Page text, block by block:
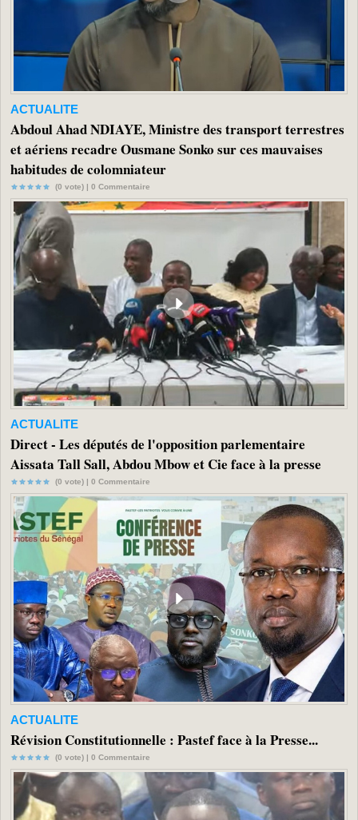
ACTUALITE
Abdoul Ahad NDIAYE, Ministre des transport terrestres
et aériens recadre Ousmane Sonko sur ces mauvaises
habitudes de colomniateur
(0 vote) | 0 Commentaire
ACTUALITE
Direct - Les députés de l'opposition parlementaire
Aissata Tall Sall, Abdou Mbow et Cie face à la presse
(0 vote) | 0 Commentaire
ACTUALITE
Révision Constitutionnelle : Pastef face à la Presse...
(0 vote) | 0 Commentaire